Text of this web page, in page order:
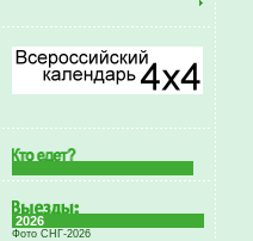
2026
Фото СНГ-2026